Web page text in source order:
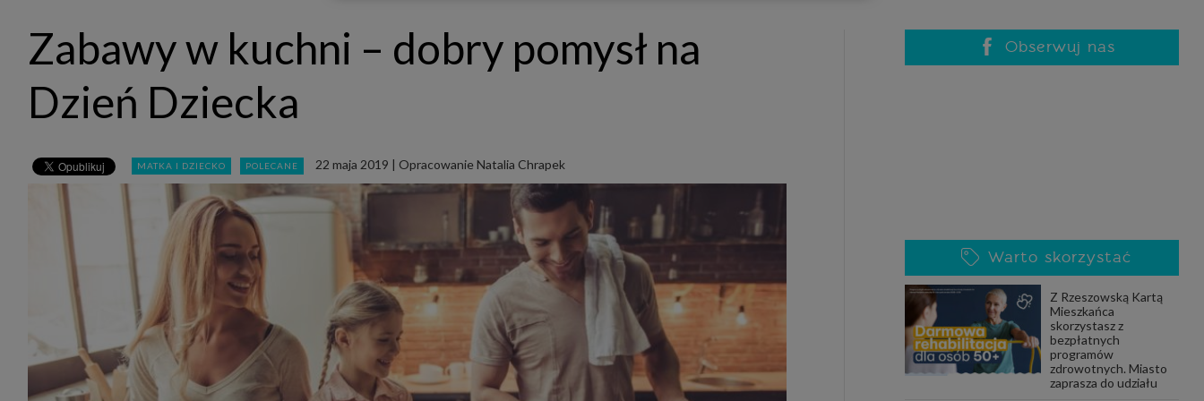
takie nie wymaga dodatkowej zgody z Twojej strony, ale możesz mu się w każdej chwili sprzeciwić. O ile nie
zdecydujesz inaczej, dokonując stosownych zmian ustawień w Twojej przeglądarce, podmioty z Grupy SAGIER
będą również instalować na Twoich urządzeniach pliki cookies i podobne oraz odczytywać informacje z takich
plików. Bliższe informacje o cookies znajdziesz w akapicie „Cookies” pod koniec tej informacji.
PODMIIOTY ZALEŻNE:
http://www.biznesistyl.pl/
https://modnieizdrowo.pl/
http://www.sagier.pl/
Jeżeli wyrazisz zgodę, o którą wyżej prosimy, administratorami Twoich danych osobowych będą także nasi
Zaufani Partnerzy. Listę Zaufanych Partnerów możesz sprawdzić w każdym momencie na stronie naszej
prywatności
i tam też zmodyfikować lub cofnąć swoje zgody.
Podstawa i cel przetwarzania
Twoje dane przetwarzamy w następujących celach:
1. Jeśli zawieramy z Tobą umowę o realizację danej usługi (np. usługi zapewniającej Ci możliwość zapoznania się
z jednym z naszych serwisów w oparciu o treść regulaminu tego serwisu), to możemy przetwarzać Twoje dane w
Zabawy w kuchni – dobry pomysł na
Dzień Dziecka
MATKA I DZIECKO POLECANE 22 maja 2019 | Opracowanie Natalia Chrapek
Obserwuj nas
Warto skorzystać
Z Rzeszowską Kartą
Mieszkańca
skorzystasz z
bezpłatnych
programów
zdrowotnych. Miasto
zaprasza do udziału